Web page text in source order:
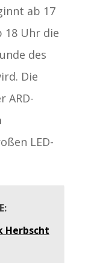
ab 17
18 Uhr die
des
Die
ARD-
LED-
Herbscht